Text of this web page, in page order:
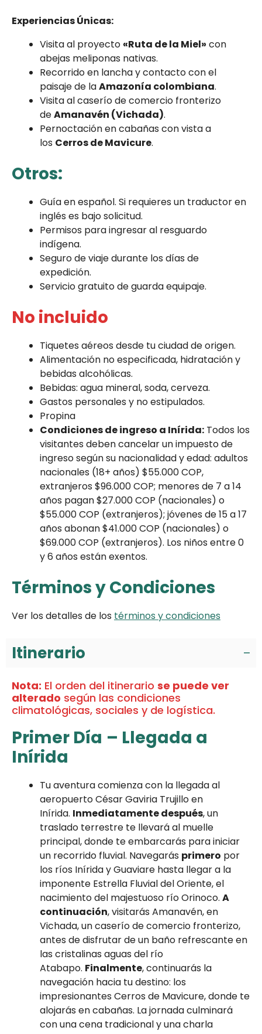
Experiencias Únicas:
Visita al proyecto «Ruta de la Miel» con
abejas meliponas nativas.
Recorrido en lancha y contacto con el
paisaje de laAmazonía colombiana.
Visita al caserío de comercio fronterizo
deAmanavén (Vichada).
Pernoctación en cabañas con vista a
los Cerros de Mavicure.
Otros:
Guía en español. Si requieres un traductor en
inglés es bajo solicitud.
Permisos para ingresar al resguardo
indígena.
Seguro de viaje durante los días de
expedición.
Servicio gratuito de guarda equipaje.
No incluido
Tiquetes aéreos desde tu ciudad de origen.
Alimentación no especificada, hidratación y
bebidas alcohólicas.
Bebidas: agua mineral, soda, cerveza.
Gastos personales y no estipulados.
Propina
Condiciones de ingreso a Inírida: Todos los
visitantes deben cancelar un impuesto de
ingreso según su nacionalidad y edad: adultos
nacionales (18+ años) $55.000 COP,
extranjeros $96.000 COP; menores de 7 a 14
años pagan $27.000 COP (nacionales) o
$55.000 COP (extranjeros); jóvenes de 15 a 17
años abonan $41.000 COP (nacionales) o
$69.000 COP (extranjeros). Los niños entre 0
y 6 años están exentos.
Términos y Condiciones
Ver los detalles de los términos y condiciones
Itinerario
Nota: El orden del itinerario se puede ver
alterado según las condiciones
climatológicas, sociales y de logística.
Primer Día – Llegada a
Inírida
Tu aventura comienza con la llegada al
aeropuerto César Gaviria Trujillo en
Inírida. Inmediatamente después, un
traslado terrestre te llevará al muelle
principal, donde te embarcarás para iniciar
un recorrido fluvial. Navegarás primero por
los ríos Inírida y Guaviare hasta llegar a la
imponente Estrella Fluvial del Oriente, el
nacimiento del majestuoso río Orinoco. A
continuación, visitarás Amanavén, en
Vichada, un caserío de comercio fronterizo,
antes de disfrutar de un baño refrescante en
las cristalinas aguas del río
Atabapo. Finalmente, continuarás la
navegación hacia tu destino: los
impresionantes Cerros de Mavicure, donde te
alojarás en cabañas. La jornada culminará
con una cena tradicional y una charla